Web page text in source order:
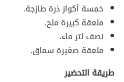
خمسة أكواز ذرة طازجة.
ملعقة كبيرة ملح.
نصف لتر ماء.
ملعقة صغيرة سماق.
طريقة التحضير